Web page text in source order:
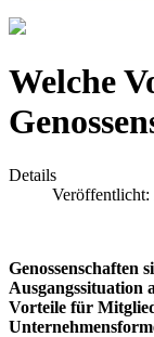
Welche
Details
Veröffentlicht:
Genossenschaften
Ausgangssituation
Vorteile für